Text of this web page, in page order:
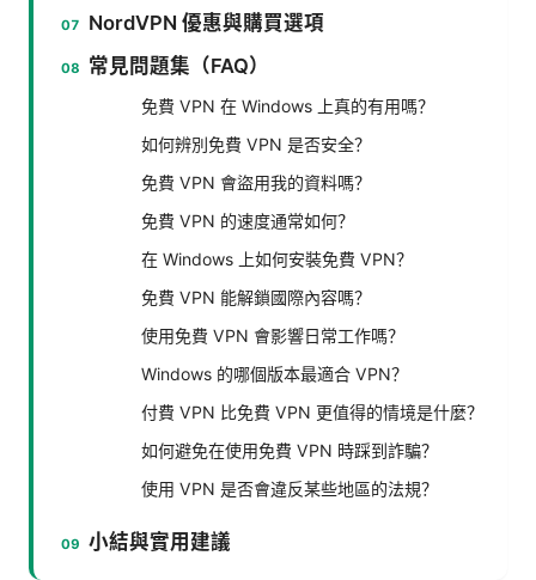
NordVPN 優惠與購買選項
常見問題集（FAQ）
免費 VPN 在 Windows 上真的有用嗎？
如何辨別免費 VPN 是否安全？
免費 VPN 會盜用我的資料嗎？
免費 VPN 的速度通常如何？
在 Windows 上如何安裝免費 VPN？
免費 VPN 能解鎖國際內容嗎？
使用免費 VPN 會影響日常工作嗎？
Windows 的哪個版本最適合 VPN？
付費 VPN 比免費 VPN 更值得的情境是什麼？
如何避免在使用免費 VPN 時踩到詐騙？
使用 VPN 是否會違反某些地區的法規？
小結與實用建議